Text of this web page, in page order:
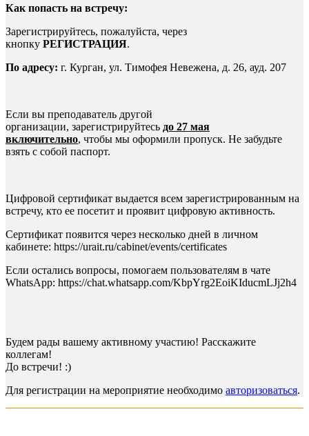
Как попасть на встречу:
Зарегистрируйтесь, пожалуйста, через
кнопку РЕГИСТРАЦИЯ.
По адресу: г. Курган, ул. Тимофея Невежена, д. 26, ауд. 207
Если вы преподаватель другой
организации, зарегистрируйтесь до 27 мая
включительно, чтобы мы оформили пропуск. Не забудьте
взять с собой паспорт.
Цифровой сертификат выдается всем зарегистрированным на
встречу, кто ее посетит и проявит цифровую активность.
Сертификат появится через несколько дней в личном
кабинете: https://urait.ru/cabinet/events/certificates
Если остались вопросы, помогаем пользователям в чате
WhatsApp: https://chat.whatsapp.com/KbpYrg2EoiKIducmLJj2h4
Будем рады вашему активному участию! Расскажите
коллегам!
До встречи! :)
Для регистрации на мероприятие необходимо авторизоваться.